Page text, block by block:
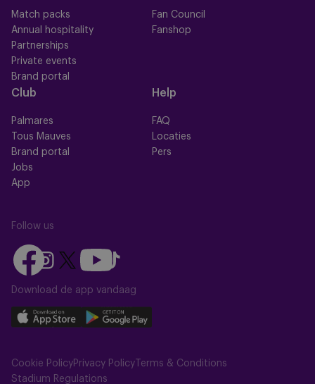
Match packs
Annual hospitality
Partnerships
Private events
Brand portal
Fan Council
Fanshop
Club
Palmares
Tous Mauves
Brand portal
Jobs
App
Help
FAQ
Locaties
Pers
Follow us
Follow
us
on
Follow
us
on
Instagram
Follow
on
X
(Twitter)
Follow
us
on
Follow
us
on
TikTok
Download de app vandaag
Download
on
Download
on
Cookie PolicyPrivacy Policy Terms & Conditions
Stadium Regulations